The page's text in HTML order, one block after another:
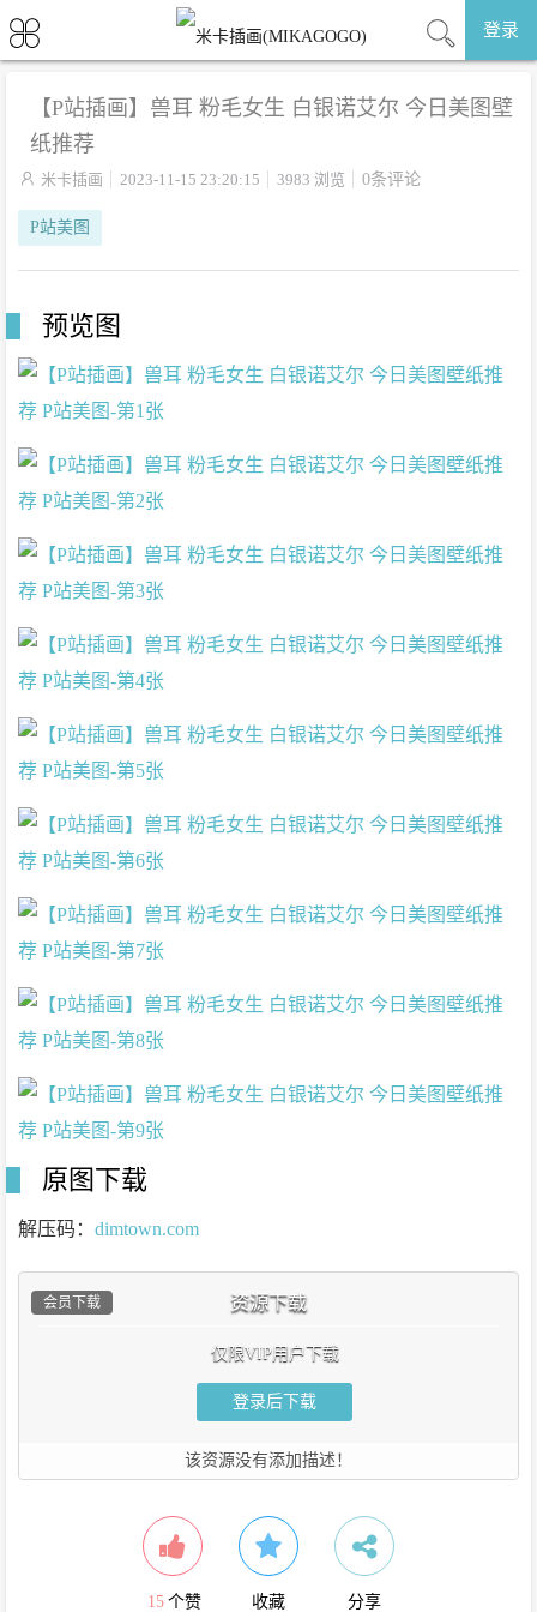
登录
【P站插画】兽耳 粉毛女生 白银诺艾尔 今日美图壁
纸推荐
 米卡插画 2023-11-15 23:20:15 3983 浏览 0条评论
P站美图
预览图
原图下载
解压码： dimtown.com
资源下载
会员下载
仅限VIP用户下载
登录后下载
该资源没有添加描述！
15 个赞 收藏 分享